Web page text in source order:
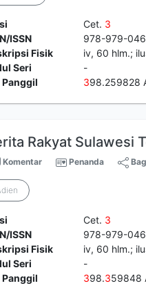
Cet. 3
ISSN
978-979-
Fisik
iv, 60 hlm.;
Seri
-
Panggil
398.259828
Rakyat Sulawesi
Komentar Penanda
Cet. 3
ISSN
978-979-
Fisik
iv, 60 hlm.;
Seri
-
Panggil
398.359848